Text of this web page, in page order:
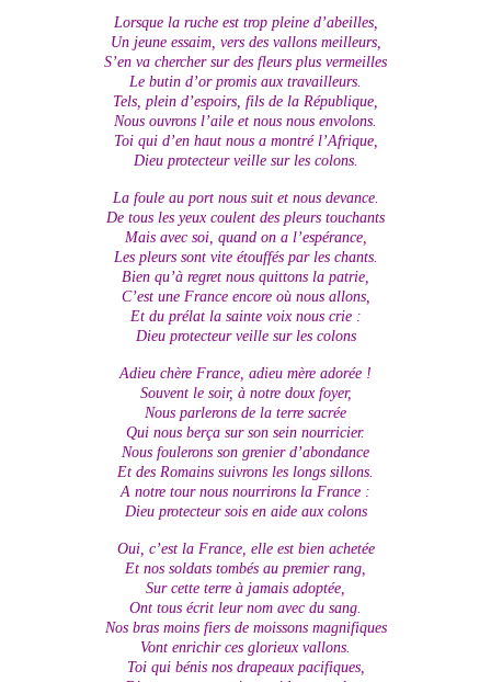
Lorsque la ruche est trop pleine d’abeilles,
Un jeune essaim, vers des vallons meilleurs,
S’en va chercher sur des fleurs plus vermeilles
Le butin d’or promis aux travailleurs.
Tels, plein d’espoirs, fils de la République,
Nous ouvrons l’aile et nous nous envolons.
Toi qui d’en haut nous a montré l’Afrique,
Dieu protecteur veille sur les colons.
La foule au port nous suit et nous devance.
De tous les yeux coulent des pleurs touchants
Mais avec soi, quand on a l’espérance,
Les pleurs sont vite étouffés par les chants.
Bien qu’à regret nous quittons la patrie,
C’est une France encore où nous allons,
Et du prélat la sainte voix nous crie :
Dieu protecteur veille sur les colons
Adieu chère France, adieu mère adorée !
Souvent le soir, à notre doux foyer,
Nous parlerons de la terre sacrée
Qui nous berça sur son sein nourricier.
Nous foulerons son grenier d’abondance
Et des Romains suivrons les longs sillons.
A notre tour nous nourrirons la France :
Dieu protecteur sois en aide aux colons
Oui, c’est la France, elle est bien achetée
Et nos soldats tombés au premier rang,
Sur cette terre à jamais adoptée,
Ont tous écrit leur nom avec du sang.
Nos bras moins fiers de moissons magnifiques
Vont enrichir ces glorieux vallons.
Toi qui bénis nos drapeaux pacifiques,